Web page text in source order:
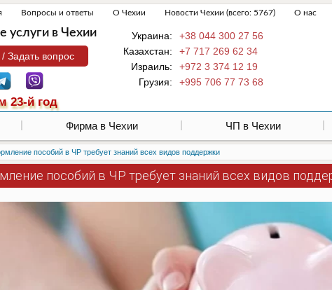
Вопросы и ответы О Чехии Новости Чехии (всего: 5767) О нас
Задать вопрос
23-й год
услуги в Чехии Украина:
+38 044 300 27 56
Казахстан:
+7 717 269 62 34
Израиль:
+972 3 374 12 19
Грузия:
+995 706 77 73 68
Фирма в Чехии ЧП в Чехии
пособий в ЧР требует знаний всех видов поддержки
пособий в ЧР требует знаний всех видов